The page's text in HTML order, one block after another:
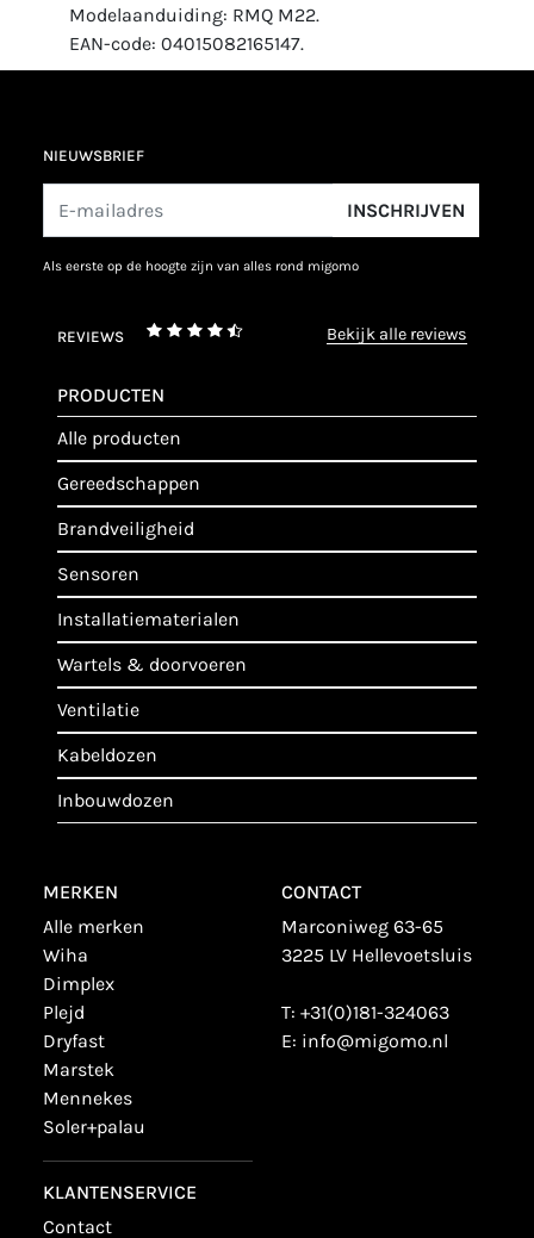
Modelaanduiding: RMQ M22.
EAN-code: 04015082165147.
NIEUWSBRIEF
INSCHRIJVEN
als eerste op de hoogte zijn van alles rond migomo
REVIEWS bekijk alle reviews
PRODUCTEN
alle producten
gereedschappen
brandveiligheid
sensoren
installatiematerialen
wartels & doorvoeren
ventilatie
kabeldozen
inbouwdozen
MERKEN
alle merken
wiha
dimplex
plejd
dryfast
marstek
mennekes
soler+palau
KLANTENSERVICE
contact
CONTACT
Marconiweg 63-65
3225 LV Hellevoetsluis
T: +31(0)181-324063
E: info@migomo.nl